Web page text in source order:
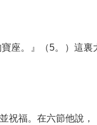
那裏
座。』（5。）這裏
祝福。在六節他說，